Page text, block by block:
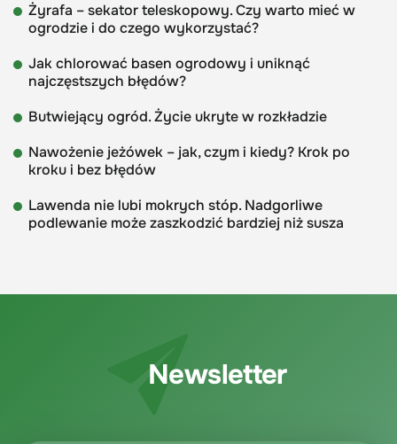
Żyrafa – sekator teleskopowy. Czy warto mieć w
ogrodzie i do czego wykorzystać?
Jak chlorować basen ogrodowy i uniknąć
najczęstszych błędów?
Butwiejący ogród. Życie ukryte w rozkładzie
Nawożenie jeżówek – jak, czym i kiedy? Krok po
kroku i bez błędów
Lawenda nie lubi mokrych stóp. Nadgorliwe
podlewanie może zaszkodzić bardziej niż susza
Newsletter